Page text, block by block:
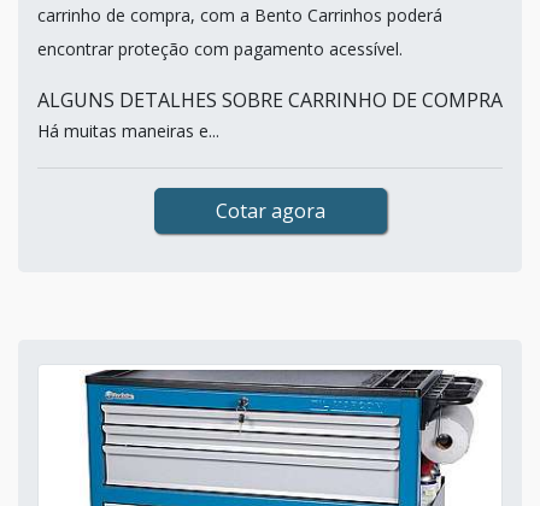
carrinho de compra, com a Bento Carrinhos poderá
encontrar proteção com pagamento acessível.
ALGUNS DETALHES SOBRE CARRINHO DE COMPRA
Há muitas maneiras e...
Cotar agora